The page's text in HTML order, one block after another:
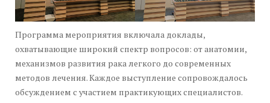
Программа мероприятия включала доклады,
охватывающие широкий спектр вопросов: от анатомии,
механизмов развития рака легкого до современных
методов лечения. Каждое выступление сопровождалось
обсуждением с участием практикующих специалистов.